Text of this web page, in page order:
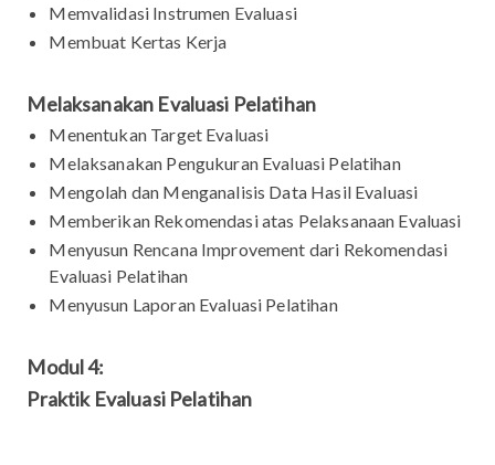
Memvalidasi Instrumen Evaluasi
Membuat Kertas Kerja
Melaksanakan Evaluasi Pelatihan
Menentukan Target Evaluasi
Melaksanakan Pengukuran Evaluasi Pelatihan
Mengolah dan Menganalisis Data Hasil Evaluasi
Memberikan Rekomendasi atas Pelaksanaan Evaluasi
Menyusun Rencana Improvement dari Rekomendasi
Evaluasi Pelatihan
Menyusun Laporan Evaluasi Pelatihan
Modul 4:
Praktik Evaluasi Pelatihan